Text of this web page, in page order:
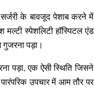
के बावजूद पेशाब करने में
मल्टी स्पेशलिटी हॉस्पिटल एंड
पड़ा।
पड़ा, एक ऐसी स्थिति जिसने
उपचार में आम तौर पर